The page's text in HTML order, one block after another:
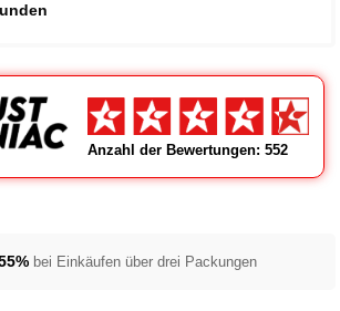
Anzahl der Bewertungen: 552
bei Einkäufen über drei Packungen